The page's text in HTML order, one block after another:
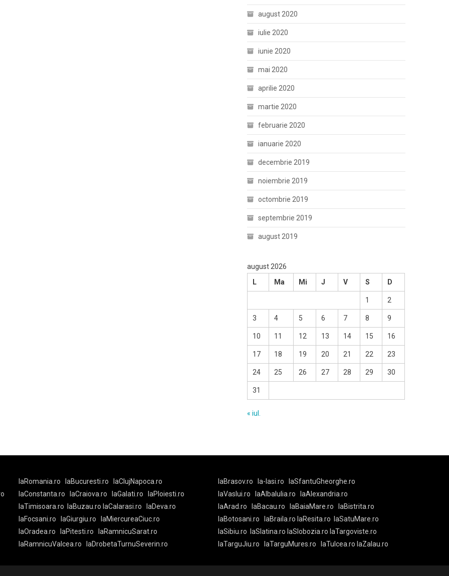
august 2020
iulie 2020
iunie 2020
mai 2020
aprilie 2020
martie 2020
februarie 2020
ianuarie 2020
decembrie 2019
noiembrie 2019
octombrie 2019
septembrie 2019
august 2019
august 2026
L
Ma Mi J V S D
1 2
3 4 5 6 7 8 9
10 11 12 13 14 15 16
17 18 19 20 21 22 23
24 25 26 27 28 29 30
31
« iul.
laRomania.ro laBucuresti.ro
laClujNapoca.ro
laConstanta.ro
laCraiova.ro laGalati.ro
laPloiesti.ro
laTimisoara.ro
laBuzau.ro laCalarasi.ro
laDeva.ro
laFocsani.ro
laGiurgiu.ro
laMiercureaCiuc.ro
laOradea.ro
laPitesti.ro
laRamnicuSarat.ro
laRamnicuValcea.ro
laDrobetaTurnuSeverin.ro
laBrasov.ro la-Iasi.ro
laSfantuGheorghe.ro
laVaslui.ro
laAlbaIulia.ro
laAlexandria.ro
laArad.ro
laBacau.ro laBaiaMare.ro
laBistrita.ro
laBotosani.ro
laBraila.ro laResita.ro
laSatuMare.ro
laSibiu.ro
laSlatina.ro laSlobozia.ro laTargoviste.ro
laTarguJiu.ro
laTarguMures.ro laTulcea.ro laZalau.ro